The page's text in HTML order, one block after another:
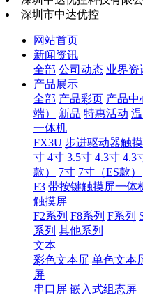
深圳市中达优控
网站首页
新闻资讯
全部 公司动态 业界资
产品展示
全部 产品彩页 产品中
端）
新品 特惠活动
一体机
FX3U 步进驱动器触
寸 4寸 3.5寸 4.3寸 4.3
款）
7寸 7寸（ES款）
F3 带按键触摸屏一体
触摸屏
F2系列 F8系列 F系列
系列 其他系列
文本
彩色文本屏 单色文本
屏
串口屏 嵌入式组态屏